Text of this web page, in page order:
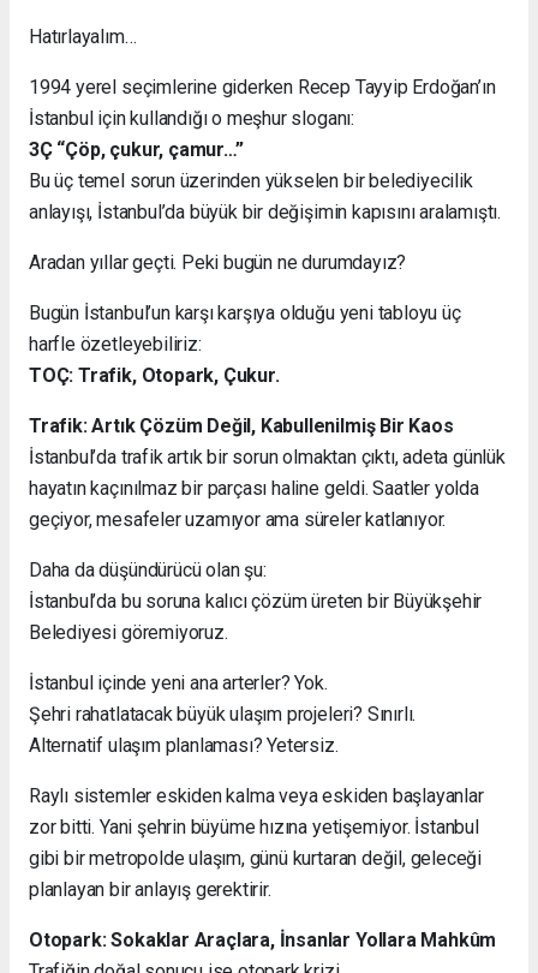
Hatırlayalım…
1994 yerel seçimlerine giderken Recep Tayyip Erdoğan’ın
İstanbul için kullandığı o meşhur sloganı:
3Ç “Çöp, çukur, çamur…”
Bu üç temel sorun üzerinden yükselen bir belediyecilik
anlayışı, İstanbul’da büyük bir değişimin kapısını aralamıştı.
Aradan yıllar geçti. Peki bugün ne durumdayız?
Bugün İstanbul’un karşı karşıya olduğu yeni tabloyu üç
harfle özetleyebiliriz:
TOÇ: Trafik, Otopark, Çukur.
Trafik: Artık Çözüm Değil, Kabullenilmiş Bir Kaos
İstanbul’da trafik artık bir sorun olmaktan çıktı, adeta günlük
hayatın kaçınılmaz bir parçası haline geldi. Saatler yolda
geçiyor, mesafeler uzamıyor ama süreler katlanıyor.
Daha da düşündürücü olan şu:
İstanbul’da bu soruna kalıcı çözüm üreten bir Büyükşehir
Belediyesi göremiyoruz.
İstanbul içinde yeni ana arterler? Yok.
Şehri rahatlatacak büyük ulaşım projeleri? Sınırlı.
Alternatif ulaşım planlaması? Yetersiz.
Raylı sistemler eskiden kalma veya eskiden başlayanlar
zor bitti. Yani şehrin büyüme hızına yetişemiyor. İstanbul
gibi bir metropolde ulaşım, günü kurtaran değil, geleceği
planlayan bir anlayış gerektirir.
Otopark: Sokaklar Araçlara, İnsanlar Yollara Mahkûm